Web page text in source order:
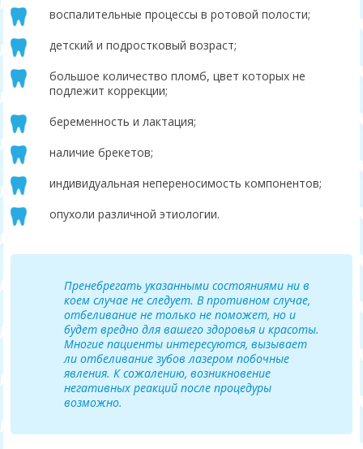
воспалительные процессы в ротовой полости;
детский и подростковый возраст;
большое количество пломб, цвет которых не
подлежит коррекции;
беременность и лактация;
наличие брекетов;
индивидуальная непереносимость компонентов;
опухоли различной этиологии.
Пренебрегать указанными состояниями ни в
коем случае не следует. В противном случае,
отбеливание не только не поможет, но и
будет вредно для вашего здоровья и красоты.
Многие пациенты интересуются, вызывает
ли отбеливание зубов лазером побочные
явления. К сожалению, возникновение
негативных реакций после процедуры
возможно.